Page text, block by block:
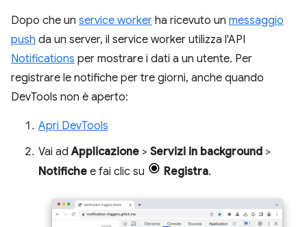
Dopo che un service worker ha ricevuto un messaggio
push da un server, il service worker utilizza l'API
Notifications per mostrare i dati a un utente. Per
registrare le notifiche per tre giorni, anche quando
DevTools non è aperto:
Apri DevTools
Vai adApplicazione > Servizi in background >
Notifiche e fai clic su Registra.